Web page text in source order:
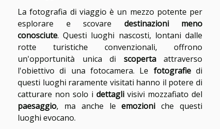
La fotografia di viaggio è un mezzo potente per
esplorare e scovare destinazioni meno
conosciute. Questi luoghi nascosti, lontani dalle
rotte turistiche convenzionali, offrono
un'opportunità unica di scopertaattraverso
l'obiettivo di una fotocamera. Le fotografiedi
questi luoghi raramente visitati hanno il potere di
catturare non solo i dettagli visivi mozzafiato del
paesaggio, ma anche leemozioni che questi
luoghi evocano.